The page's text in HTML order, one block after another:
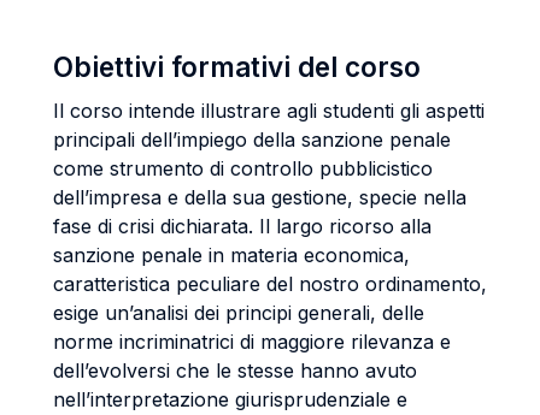
Obiettivi formativi del corso
Il corso intende illustrare agli studenti gli aspetti
principali dell’impiego della sanzione penale
come strumento di controllo pubblicistico
dell’impresa e della sua gestione, specie nella
fase di crisi dichiarata. Il largo ricorso alla
sanzione penale in materia economica,
caratteristica peculiare del nostro ordinamento,
esige un’analisi dei principi generali, delle
norme incriminatrici di maggiore rilevanza e
dell’evolversi che le stesse hanno avuto
nell’interpretazione giurisprudenziale e